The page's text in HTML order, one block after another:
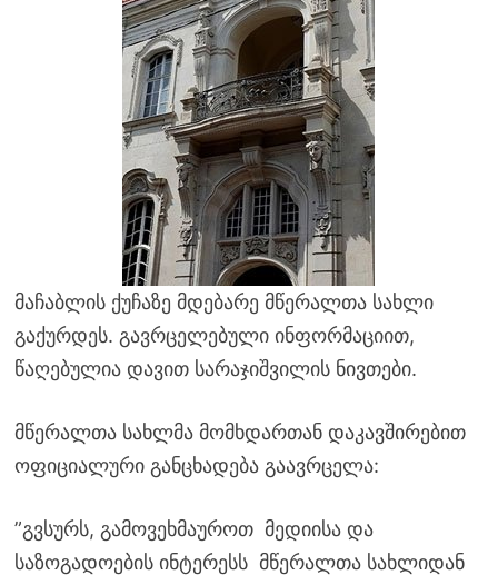
მაჩაბლის ქუჩაზე მდებარე მწერალთა სახლი
გაქურდეს. გავრცელებული ინფორმაციით,
წაღებულია დავით სარაჯიშვილის ნივთები.
მწერალთა სახლმა მომხდართან დაკავშირებით
ოფიციალური განცხადება გაავრცელა:
”გვსურს, გამოვეხმაუროთ მედიისა და
საზოგადოების ინტერესს მწერალთა სახლიდან